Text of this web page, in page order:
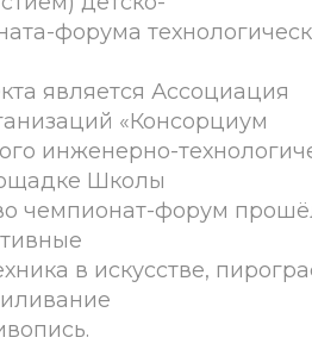
форума
является Ассоциация
«Консорциум
инженерно-
Школы
чемпионат-форум
в искусстве,